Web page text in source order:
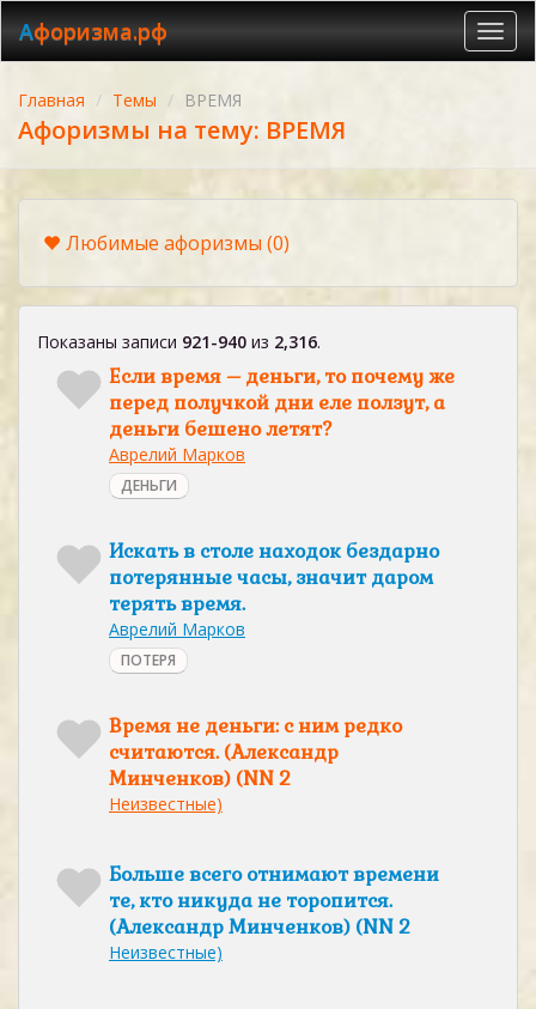
Афоризма.рф
Главная Темы ВРЕМЯ
Афоризмы на тему: ВРЕМЯ
Любимые афоризмы (0)
Показаны записи 921-940 из 2,316.
Если время – деньги, то почему же
перед получкой дни еле ползут, а
деньги бешено летят?
Аврелий Марков
ДЕНЬГИ
Искать в столе находок бездарно
потерянные часы, значит даром
терять время.
Аврелий Марков
ПОТЕРЯ
Время не деньги: с ним редко
считаются. (Александр
Минченков) (NN 2
Неизвестные)
Больше всего отнимают времени
те, кто никуда не торопится.
(Александр Минченков) (NN 2
Неизвестные)